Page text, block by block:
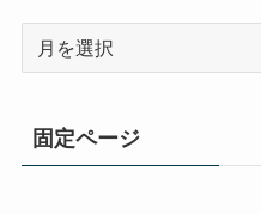
イ
ブ
固定ページ